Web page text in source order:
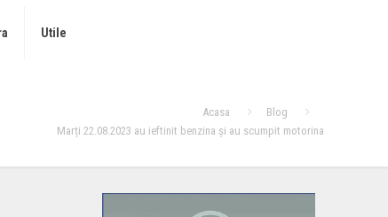
Utile
Acasa
Blog
Marți 22.08.2023 au ieftinit benzina și au scumpit motorina